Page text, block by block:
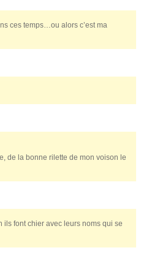
ces temps…ou alors c’est ma
de la bonne rilette de mon voison le
font chier avec leurs noms qui se